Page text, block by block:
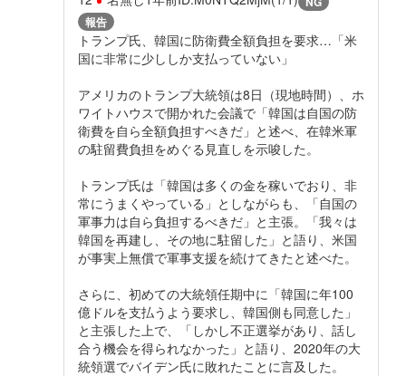
報告
トランプ氏、韓国に防衛費全額負担を要求…「米
国に非常に少ししか支払っていない」
アメリカのトランプ大統領は8日（現地時間）、ホ
ワイトハウスで開かれた会議で「韓国は自国の防
衛費を自ら全額負担すべきだ」と述べ、在韓米軍
の駐留費負担をめぐる見直しを示唆した。
トランプ氏は「韓国は多くの金を稼いでおり、非
常にうまくやっている」としながらも、「自国の
軍事力は自ら負担するべきだ」と主張。「我々は
韓国を再建し、その地に駐留した」と語り、米国
が事実上無償で軍事支援を続けてきたと述べた。
さらに、初めての大統領任期中に「韓国に年100
億ドルを支払うよう要求し、韓国側も同意した」
と主張した上で、「しかし不正選挙があり、話し
合う機会を得られなかった」と語り、2020年の大
統領選でバイデン氏に敗れたことに言及した。